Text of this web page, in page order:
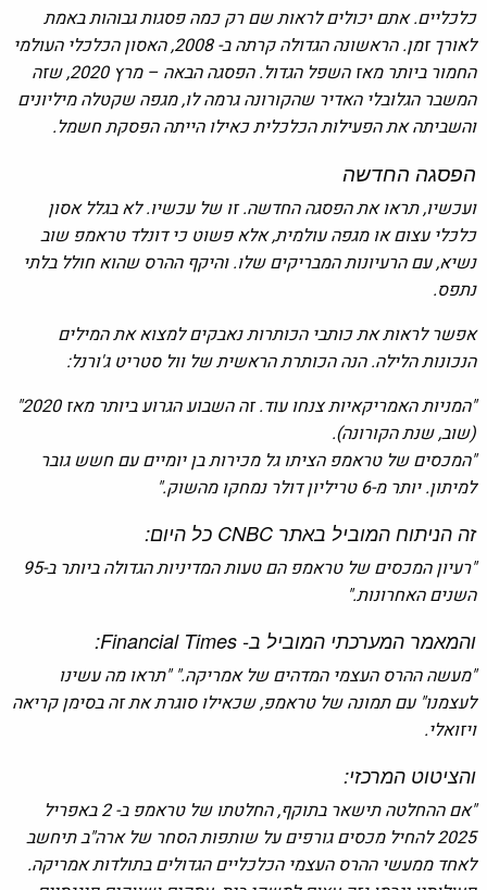
כלכליים. אתם יכולים לראות שם רק כמה פסגות גבוהות באמת
לאורך זמן. הראשונה הגדולה קרתה ב- 2008, האסון הכלכלי העולמי
החמור ביותר מאז השפל הגדול. הפסגה הבאה – מרץ 2020, שזה
המשבר הגלובלי האדיר שהקורונה גרמה לו, מגפה שקטלה מיליונים
והשביתה את הפעילות הכלכלית כאילו הייתה הפסקת חשמל.
הפסגה החדשה
ועכשיו, תראו את הפסגה החדשה. זו של עכשיו. לא בגלל אסון
כלכלי עצום או מגפה עולמית, אלא פשוט כי דונלד טראמפ שוב
נשיא, עם הרעיונות המבריקים שלו. והיקף ההרס שהוא חולל בלתי
נתפס.
אפשר לראות את כותבי הכותרות נאבקים למצוא את המילים
הנכונות הלילה. הנה הכותרת הראשית של וול סטריט ג'ורנל:
"המניות האמריקאיות צנחו עוד. זה השבוע הגרוע ביותר מאז 2020"
(שוב, שנת הקורונה).
"המכסים של טראמפ הציתו גל מכירות בן יומיים עם חשש גובר
למיתון. יותר מ-6 טריליון דולר נמחקו מהשוק."
זה הניתוח המוביל באתר CNBC כל היום:
"רעיון המכסים של טראמפ הם טעות המדיניות הגדולה ביותר ב-95
השנים האחרונות."
והמאמר המערכתי המוביל ב- Financial Times:
"מעשה ההרס העצמי המדהים של אמריקה." "תראו מה עשינו
לעצמנו" עם תמונה של טראמפ, שכאילו סוגרת את זה בסימן קריאה
ויזואלי.
והציטוט המרכזי:
"אם ההחלטה תישאר בתוקף, החלטתו של טראמפ ב- 2 באפריל
2025 להחיל מכסים גורפים על שותפות הסחר של ארה"ב תיחשב
לאחד ממעשי ההרס העצמי הכלכליים הגדולים בתולדות אמריקה.